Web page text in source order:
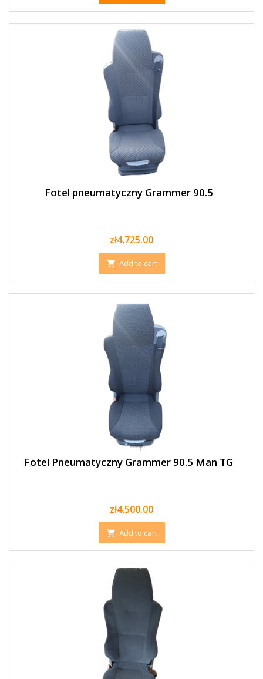
Fotel pneumatyczny Grammer 90.5
Price
zł4,725.00
 Add to cart
Fotel Pneumatyczny Grammer 90.5 Man TG
Price
zł4,500.00
 Add to cart